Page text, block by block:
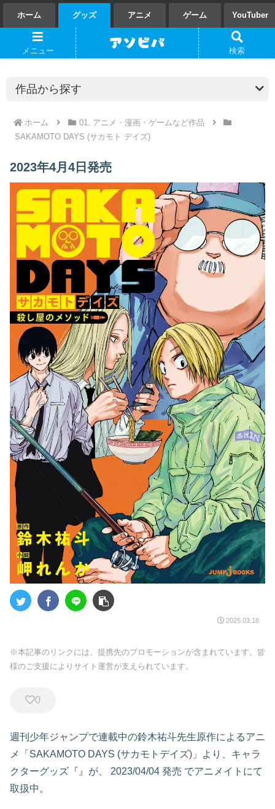
ホーム グッズ アニメ ゲーム YouTuber
ホーム
01. アニメ・漫画・ゲームなど作品
SAKAMOTO DAYS (サカモト デイズ)
2023年4月4日発売
2025.03.18
※本記事のリンクには、提携先のプロモーションが含まれています。皆
様のご支援によりサイト運営が支えられています。
0
週刊少年ジャンプで連載中の鈴木祐斗先生原作によるアニ
メ「SAKAMOTO DAYS (サカモトデイズ)」より、キャラ
クターグッズ『』が、
2023/04/04 発売 でアニメイトにて
取扱中。
メニュー 検索